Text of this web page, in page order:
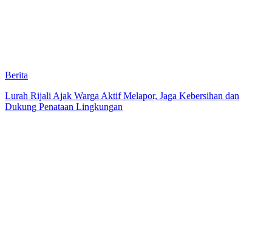
Berita
Lurah Rijali Ajak Warga Aktif Melapor, Jaga Kebersihan dan
Dukung Penataan Lingkungan